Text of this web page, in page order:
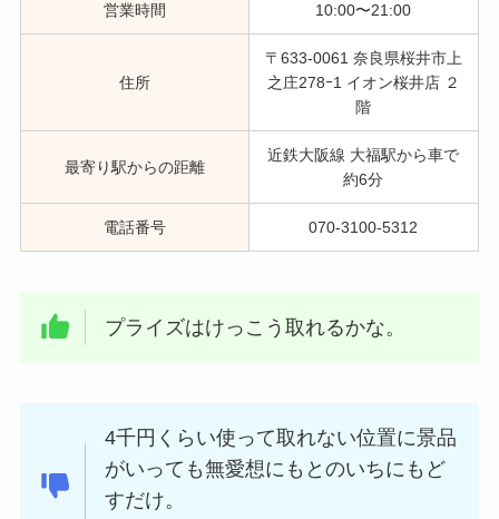
営業時間 10:00〜21:00
住所
〒633-0061 奈良県桜井市上
之庄278ｰ1 イオン桜井店 ２
階
最寄り駅からの距離
近鉄大阪線 大福駅から車で
約6分
電話番号 070-3100-5312
プライズはけっこう取れるかな。
4千円くらい使って取れない位置に景品
がいっても無愛想にもとのいちにもど
すだけ。